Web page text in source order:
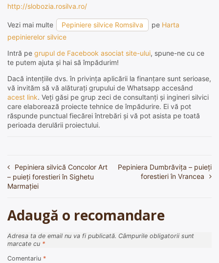
http://slobozia.rosilva.ro/
Vezi mai multe Pepiniere silvice Romsilva pe Harta
pepinierelor silvice
Intră pe grupul de Facebook asociat site-ului, spune-ne cu ce
te putem ajuta și hai să împădurim!
Dacă intențiile dvs. în privința aplicării la finanțare sunt serioase,
vă invităm să vă alăturați grupului de Whatsapp accesând
acest link. Veți găsi pe grup zeci de consultanți și ingineri silvici
care elaborează proiecte tehnice de împădurire. Ei vă pot
răspunde punctual fiecărei întrebări și vă pot asista pe toată
perioada derulării proiectului.
Navigare
în
Pepiniera silvică Concolor Art
– puieți forestieri în Sighetu
Marmaţiei
Pepiniera Dumbrăvița – puieți
forestieri în Vrancea
Adaugă o recomandare
Adresa ta de email nu va fi publicată. Câmpurile obligatorii sunt
marcate cu *
Comentariu *